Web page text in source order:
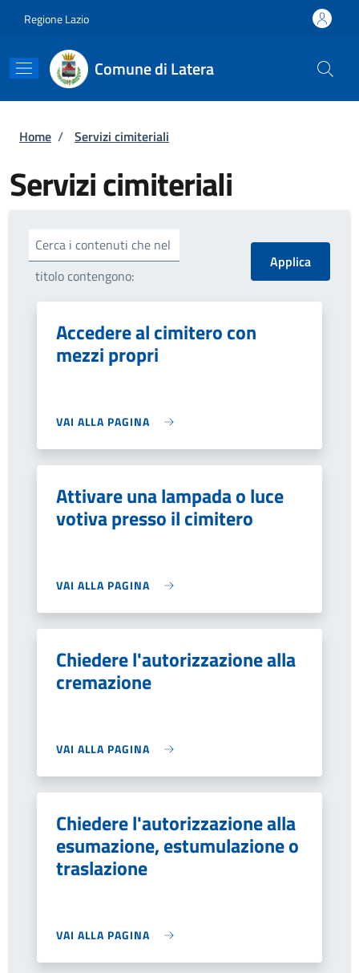
Regione Lazio
Comune di Latera
Briciole di pane
Home / Servizi cimiteriali
Servizi cimiteriali
Cerca i contenuti che nel
titolo contengono:
Accedere al cimitero con
mezzi propri
VAI ALLA PAGINA
Attivare una lampada o luce
votiva presso il cimitero
VAI ALLA PAGINA
Chiedere l'autorizzazione alla
cremazione
VAI ALLA PAGINA
Chiedere l'autorizzazione alla
esumazione, estumulazione o
traslazione
VAI ALLA PAGINA